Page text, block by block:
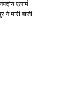
एलार्म
ने मारी बाजी